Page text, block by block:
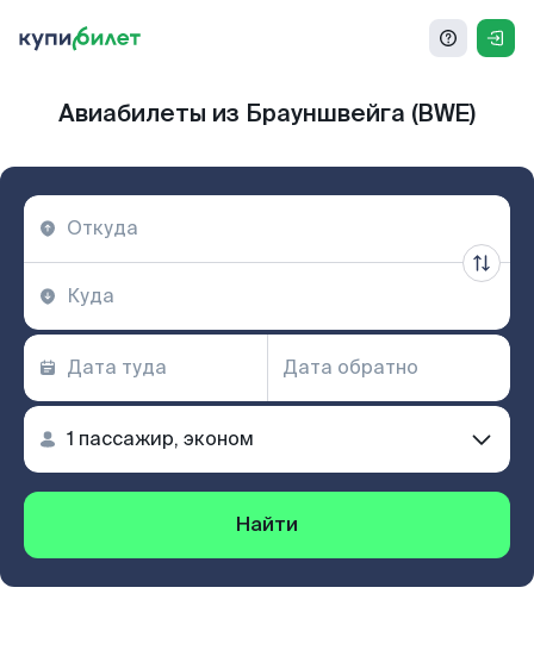
Авиабилеты из Брауншвейга (BWE)
Найти